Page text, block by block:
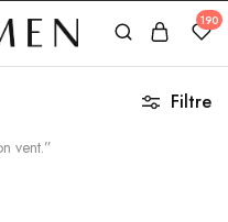
190
vent.”
Filtre